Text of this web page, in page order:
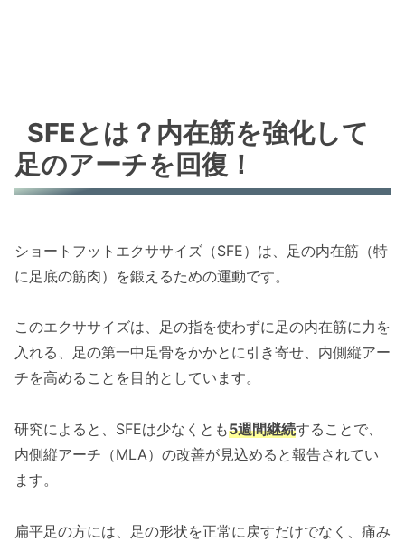
SFEとは？内在筋を強化して
足のアーチを回復！
ショートフットエクササイズ（SFE）は、足の内在筋（特
に足底の筋肉）を鍛えるための運動です。
このエクササイズは、足の指を使わずに足の内在筋に力を
入れる、足の第一中足骨をかかとに引き寄せ、内側縦アー
チを高めることを目的としています。
研究によると、SFEは少なくとも5週間継続することで、
内側縦アーチ（MLA）の改善が見込めると報告されてい
ます。
扁平足の方には、足の形状を正常に戻すだけでなく、痛み